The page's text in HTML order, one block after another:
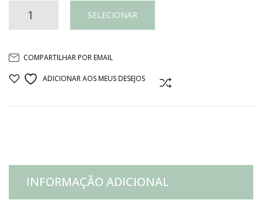
PRATO
BEGE
SELECIONAR
COMPARTILHAR POR EMAIL
ADICIONAR AOS MEUS DESEJOS
INFORMAÇÃO ADICIONAL